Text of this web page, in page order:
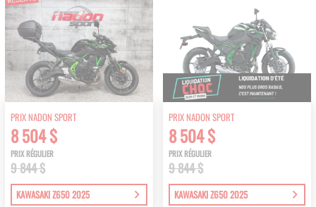
PRIX NADON SPORT
8 504 $
PRIX RÉGULIER
9 844 $
KAWASAKI Z650 2025
PRIX NADON SPORT
8 504 $
PRIX RÉGULIER
9 844 $
KAWASAKI Z650 2025